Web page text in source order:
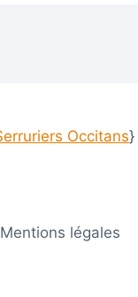
Occitans}
Mentions légales